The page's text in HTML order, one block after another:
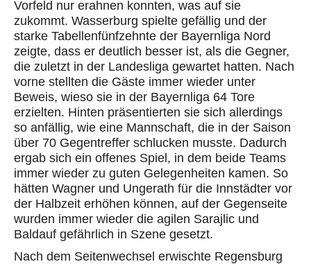
Vorfeld nur erahnen konnten, was auf sie
zukommt. Wasserburg spielte gefällig und der
starke Tabellenfünfzehnte der Bayernliga Nord
zeigte, dass er deutlich besser ist, als die Gegner,
die zuletzt in der Landesliga gewartet hatten. Nach
vorne stellten die Gäste immer wieder unter
Beweis, wieso sie in der Bayernliga 64 Tore
erzielten. Hinten präsentierten sie sich allerdings
so anfällig, wie eine Mannschaft, die in der Saison
über 70 Gegentreffer schlucken musste. Dadurch
ergab sich ein offenes Spiel, in dem beide Teams
immer wieder zu guten Gelegenheiten kamen. So
hätten Wagner und Ungerath für die Innstädter vor
der Halbzeit erhöhen können, auf der Gegenseite
wurden immer wieder die agilen Sarajlic und
Baldauf gefährlich in Szene gesetzt.
Nach dem Seitenwechsel erwischte Regensburg